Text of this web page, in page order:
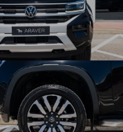
koženom prevedení
v 10-smeroch
v 10-smeroch (10-
vodiča a spolujazdca s
pásy vyškovo
pasy pre zadné